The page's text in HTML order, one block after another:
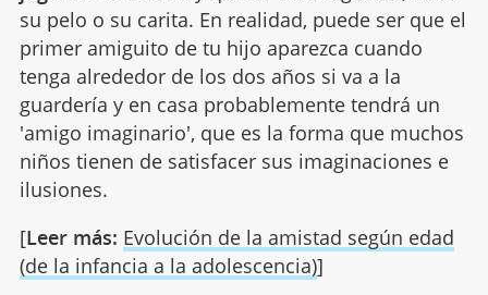
su pelo o su carita. En realidad, puede ser que el
primer amiguito de tu hijo aparezca cuando
tenga alrededor de los dos años si va a la
guardería y en casa probablemente tendrá un
'amigo imaginario', que es la forma que muchos
niños tienen de satisfacer sus imaginaciones e
ilusiones.
[Leer más: Evolución de la amistad según edad
(de la infancia a la adolescencia)]